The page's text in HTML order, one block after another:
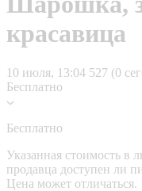
красавица
10 июля, 13:04 527 (0
Бесплатно
Бесплатно
Указанная стоимость
продавца доступен ли
Цена может отличаться.